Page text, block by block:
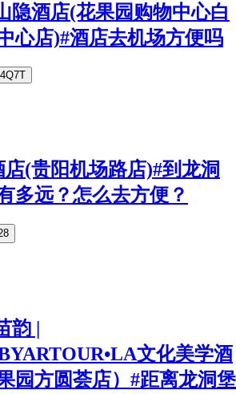
隐酒店(花果园购物中心白
心店)#酒店去机场方便吗
店(贵阳机场路店)#到龙洞
多远？怎么去方便？
韵 |
文化美学酒
园方圆荟店）#距离龙洞堡